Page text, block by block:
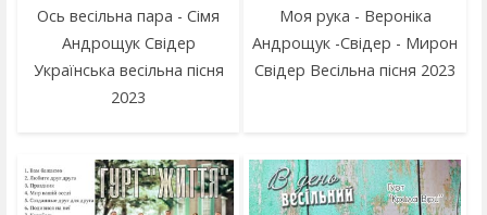
Ось весільна пара - Сімя
Андрощук Свідер
Українська весільна пісня
2023
Моя рука - Вероніка
Андрощук -Свідер - Мирон
Свідер Весільна пісня 2023